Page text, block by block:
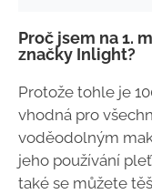
Proč jsem na 1.
značky Inlight?
Protože tohle je
vhodná pro
voděodolným
jeho používání
také se můžete